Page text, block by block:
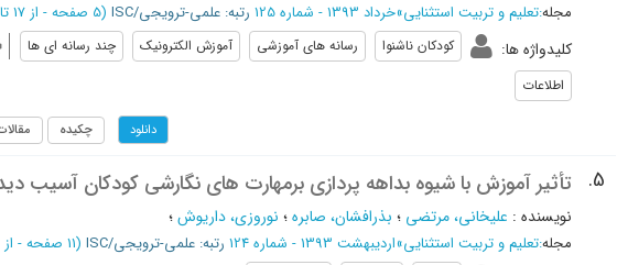
مجله:تعلیم و تربیت استثنایی»خرداد 1393 - شماره 125 رتبه: علمی-ترویجی/ISC (‎5 صفحه - از 17 تا 21
کلیدواژه ها: كودكان ناشنوا رسانه هاي آموزشي آموزش الكترونيك چند رسانه اي ها
اطلاعات
دانلود چکیده
5. تأثیر آموزش با شیوه بداهه پردازی برمهارت های نگارشی کودکان آسیب
نویسنده : علیخانی، مرتضی ؛ بذرافشان، صابره؛ نوروزی، داریوش؛
مجله:تعلیم و تربیت استثنایی»اردیبهشت 1393 - شماره 124 رتبه: علمی-ترویجی/ISC (‎11 صفحه - از 42 تا 52